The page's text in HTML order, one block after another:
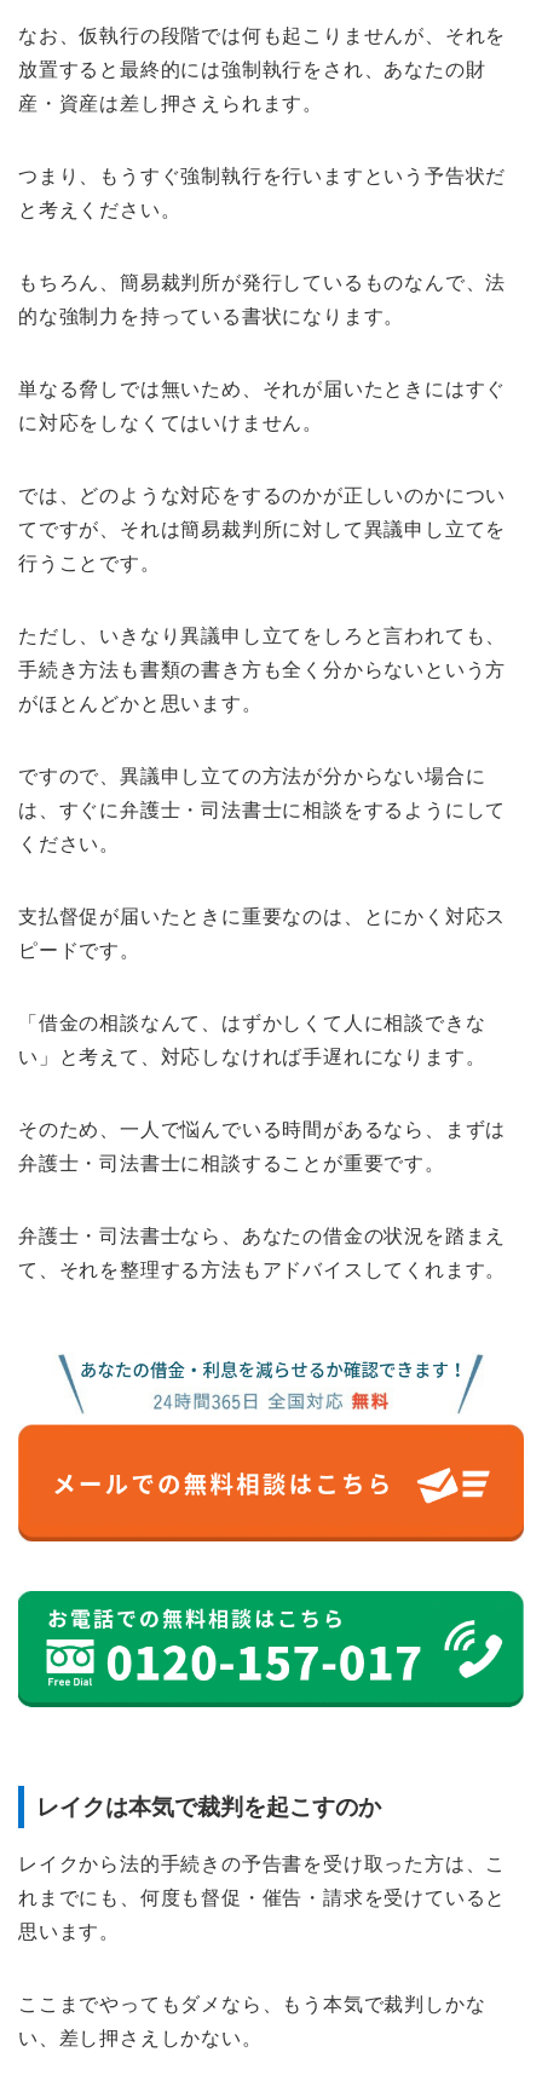
なお、仮執行の段階では何も起こりませんが、それを
放置すると最終的には強制執行をされ、あなたの財
産・資産は差し押さえられます。
つまり、もうすぐ強制執行を行いますという予告状だ
と考えください。
もちろん、簡易裁判所が発行しているものなんで、法
的な強制力を持っている書状になります。
単なる脅しでは無いため、それが届いたときにはすぐ
に対応をしなくてはいけません。
では、どのような対応をするのかが正しいのかについ
てですが、それは簡易裁判所に対して異議申し立てを
行うことです。
ただし、いきなり異議申し立てをしろと言われても、
手続き方法も書類の書き方も全く分からないという方
がほとんどかと思います。
ですので、異議申し立ての方法が分からない場合に
は、すぐに弁護士・司法書士に相談をするようにして
ください。
支払督促が届いたときに重要なのは、とにかく対応ス
ピードです。
「借金の相談なんて、はずかしくて人に相談できな
い」と考えて、対応しなければ手遅れになります。
そのため、一人で悩んでいる時間があるなら、まずは
弁護士・司法書士に相談することが重要です。
弁護士・司法書士なら、あなたの借金の状況を踏まえ
て、それを整理する方法もアドバイスしてくれます。
レイクは本気で裁判を起こすのか
レイクから法的手続きの予告書を受け取った方は、こ
れまでにも、何度も督促・催告・請求を受けていると
思います。
ここまでやってもダメなら、もう本気で裁判しかな
い、差し押さえしかない。